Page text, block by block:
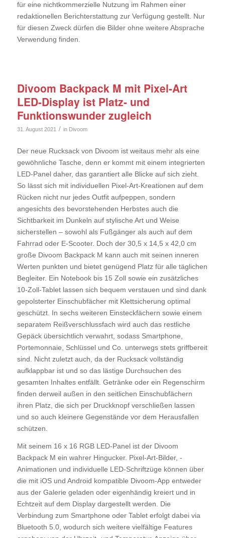
für eine nichtkommerzielle Nutzung im Rahmen einer
redaktionellen Berichterstattung zur Verfügung gestellt. Nur
für diesen Zweck dürfen die Bilder ohne weitere Absprache
Verwendung finden.
Divoom Backpack M mit Pixel-Art
LED-Display ist Platz- und
Funktionswunder zugleich
31. August 2021 / in Divoom
Der neue Rucksack von Divoom ist weitaus mehr als eine
gewöhnliche Tasche, denn er kommt mit einem integrierten
LED-Panel daher, das garantiert alle Blicke auf sich zieht.
So lässt sich mit individuellen Pixel-Art-Kreationen auf dem
Rücken nicht nur jedes Outfit aufpeppen, sondern
angesichts des bevorstehenden Herbstes auch die
Sichtbarkeit im Dunkeln auf stylische Art und Weise
sicherstellen – sowohl als Fußgänger als auch auf dem
Fahrrad oder E-Scooter. Doch der 30,5 x 14,5 x 42,0 cm
große Divoom Backpack M kann auch mit seinen inneren
Werten punkten und bietet genügend Platz für alle täglichen
Begleiter. Ein Notebook bis 15 Zoll sowie ein zusätzliches
10-Zoll-Tablet lassen sich bequem verstauen und sind dank
gepolsterter Einschubfächer mit Klettsicherung optimal
geschützt. In sechs weiteren Einsteckfächern sowie einem
separatem Reißverschlussfach wird auch das restliche
Gepäck übersichtlich verwahrt, sodass Smartphone,
Portemonnaie, Schlüssel und Co. unterwegs stets griffbereit
sind. Nicht zuletzt auch, da der Rucksack vollständig
aufklappbar ist und so das lästige Durchsuchen des
gesamten Inhaltes entfällt. Getränke oder ein Regenschirm
finden derweil außen in den seitlichen Einschubfächern
ihren Platz, die sich per Druckknopf verschließen lassen
und so auch kleinere Gegenstände vor dem Herausfallen
schützen.
Mit seinem 16 x 16 RGB LED-Panel ist der Divoom
Backpack M ein wahrer Hingucker. Pixel-Art-Bilder, -
Animationen und individuelle LED-Schriftzüge können über
die mit iOS und Android kompatible Divoom-App entweder
aus der Galerie geladen oder eigenhändig kreiert und in
Echtzeit auf dem Display dargestellt werden. Die
Verbindung zum Smartphone oder Tablet erfolgt dabei via
Bluetooth 5.0, wodurch sich weitere vielfältige Features